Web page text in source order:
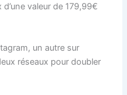
valeur de 179,99€
un autre sur
réseaux pour doubler